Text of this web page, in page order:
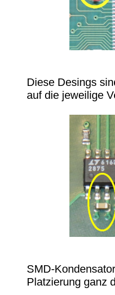
Diese Desings
auf die jeweilige
SMD-
Platzierung ganz